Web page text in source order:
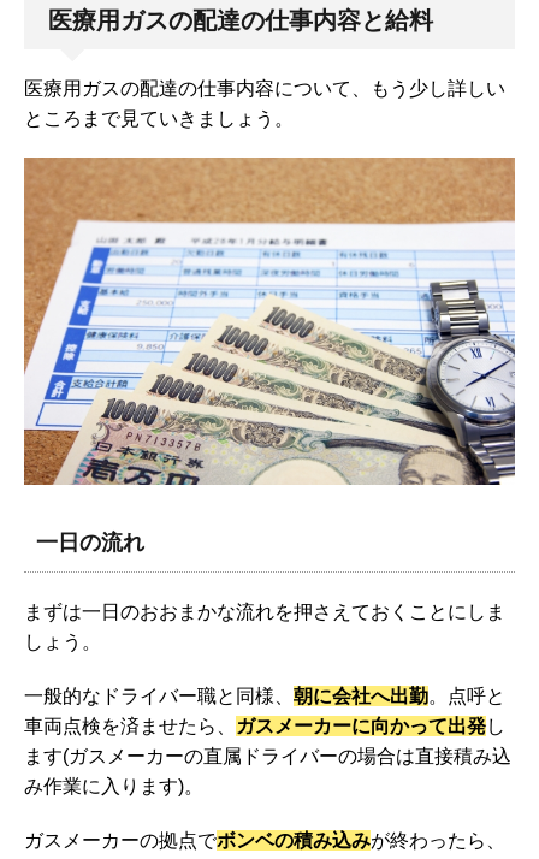
医療用ガスの配達の仕事内容と給料
医療用ガスの配達の仕事内容について、もう少し詳しい
ところまで見ていきましょう。
一日の流れ
まずは一日のおおまかな流れを押さえておくことにしま
しょう。
一般的なドライバー職と同様、 朝に会社へ出勤。点呼と
車両点検を済ませたら、
ガスメーカーに向かって出発し
ます(ガスメーカーの直属ドライバーの場合は直接積み込
み作業に入ります)。
ガスメーカーの拠点でボンベの積み込みが終わったら、